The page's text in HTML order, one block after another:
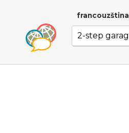
francouzština